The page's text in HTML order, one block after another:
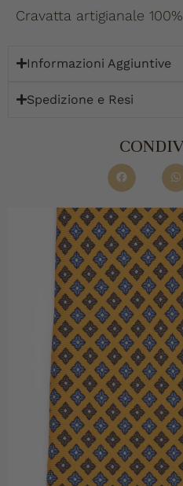
Cravatta artigianale
Informazioni Aggiuntive
Spedizione e Resi